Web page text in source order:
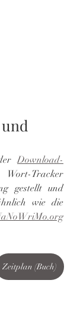
Download-
Tracker
gestellt und
wie die
Zeitplan (Buch)